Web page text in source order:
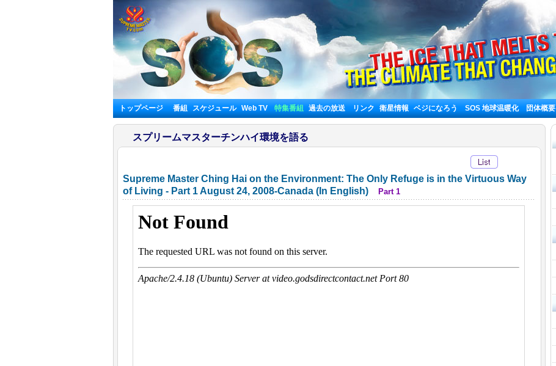
トップページ 番組 スケジュール Web TV 特集番組 過去の放送 リンク 衛星情報 ベジになろう SOS 地球温暖化 団体概要
スプリームマスターチンハイ環境を語る
Supreme Master Ching Hai on the Environment: The Only Refuge is in the Virtuous Way
of Living - Part 1 August 24, 2008-Canada (In English)
Part 1